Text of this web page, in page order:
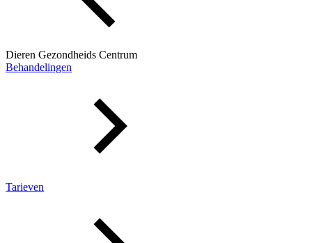
Dieren Gezondheids Centrum
Behandelingen
Tarieven